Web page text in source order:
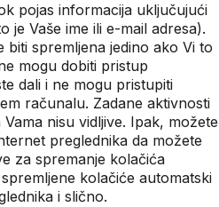
pojas informacija uključujući
je Vaše ime ili e-mail adresa).
spremljena jedino ako Vi to
mogu dobiti pristup
dali i ne mogu pristupiti
računalu. Zadane aktivnosti
nisu vidljive. Ipak, možete
preglednika da možete
za spremanje kolačića
kolačiće automatski
i slično.